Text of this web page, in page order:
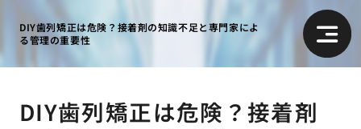
DIY歯列矯正は危険？接着剤の知識不足と専門家によ
る管理の重要性
DIY歯列矯正は危険？接着剤